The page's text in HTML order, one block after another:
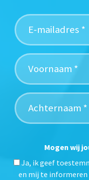
Mogen wij
Ja, ik geef
en mij te informeren